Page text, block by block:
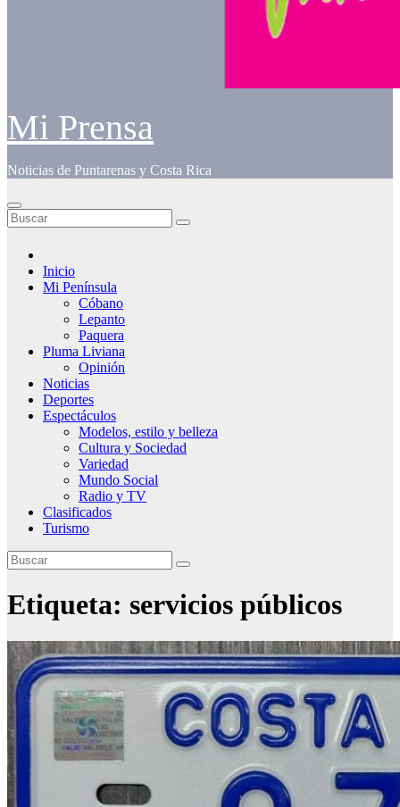
Mi Prensa
Noticias de Puntarenas y Costa Rica
Inicio
Mi Península
Cóbano
Lepanto
Paquera
Pluma Liviana
Opinión
Noticias
Deportes
Espectáculos
Modelos, estilo y belleza
Cultura y Sociedad
Variedad
Mundo Social
Radio y TV
Clasificados
Turismo
Etiqueta: servicios públicos